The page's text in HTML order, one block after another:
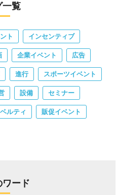
一覧
ト インセンティブ
企業イベント 広告
進行 スポーツイベント
設備 セミナー
ルティ 販促イベント
ワード